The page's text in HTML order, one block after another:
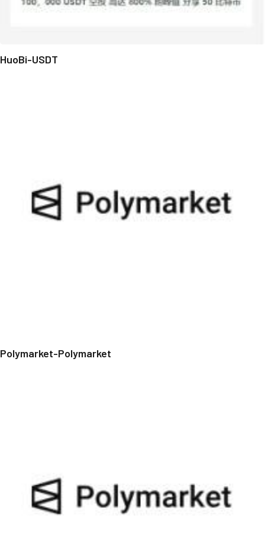
HuoBi-USDT
Polymarket-Polymarket